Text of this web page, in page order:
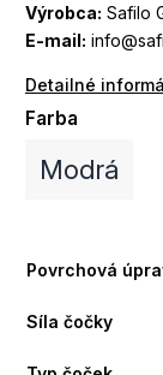
Výrobca: Safilo
E-mail:
Detailné
Farba
Modrá
Povrchová
Síla čočky